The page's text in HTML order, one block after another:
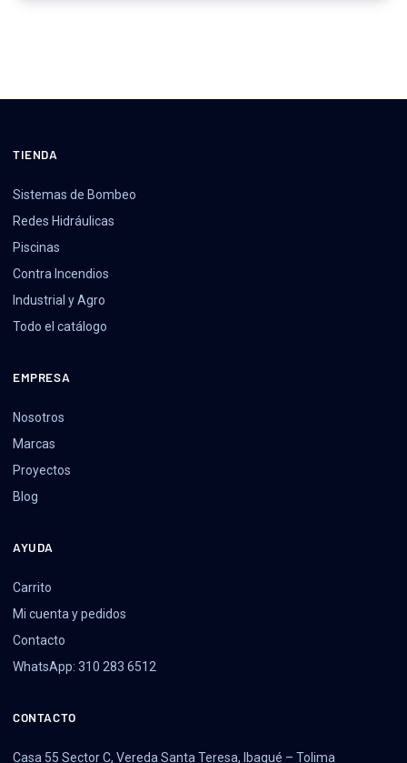
TIENDA
Sistemas de Bombeo
Redes Hidráulicas
Piscinas
Contra Incendios
Industrial y Agro
Todo el catálogo
EMPRESA
Nosotros
Marcas
Proyectos
Blog
AYUDA
Carrito
Mi cuenta y pedidos
Contacto
WhatsApp: 310 283 6512
CONTACTO
Casa 55 Sector C, Vereda Santa Teresa, Ibagué – Tolima